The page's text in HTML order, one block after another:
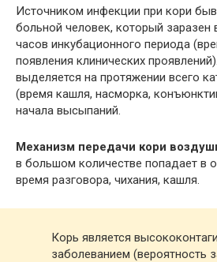
Источником инфекции при кори
больной человек, который заразен
часов инкубационного периода
появления клинических
выделяется на протяжении всего
(время кашля, насморка,
начала высыпаний.
Механизм передачи кори
в большом количестве попадает в
время разговора, чихания, кашля.
Корь является
заболеванием (вероятность